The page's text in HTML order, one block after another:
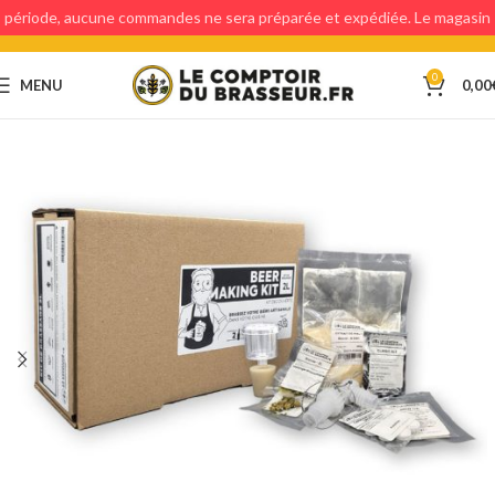
MENU 0 0,00
période, aucune commandes ne sera préparée et expédiée. Le magasin
étant fermé, aucun retraits en magasin ne sera possible.